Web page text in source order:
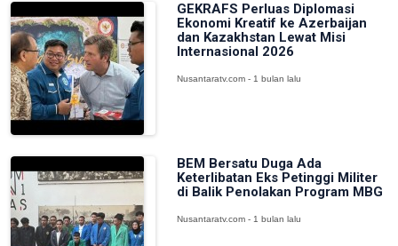
GEKRAFS Perluas Diplomasi
Ekonomi Kreatif ke Azerbaijan
dan Kazakhstan Lewat Misi
Internasional 2026
Nusantaratv.com - 1 bulan lalu
BEM Bersatu Duga Ada
Keterlibatan Eks Petinggi Militer
di Balik Penolakan Program MBG
Nusantaratv.com - 1 bulan lalu